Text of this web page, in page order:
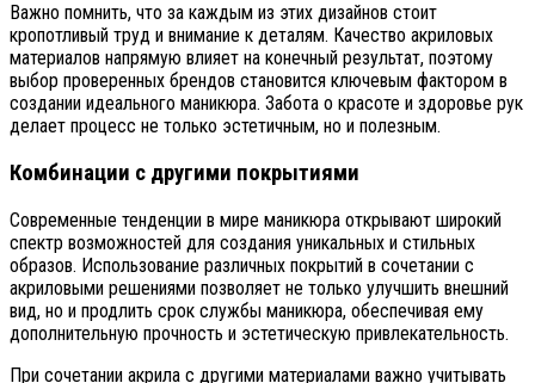
Важно помнить, что за каждым из этих дизайнов стоит
кропотливый труд и внимание к деталям. Качество акриловых
материалов напрямую влияет на конечный результат, поэтому
выбор проверенных брендов становится ключевым фактором в
создании идеального маникюра. Забота о красоте и здоровье рук
делает процесс не только эстетичным, но и полезным.
Комбинации с другими покрытиями
Современные тенденции в мире маникюра открывают широкий
спектр возможностей для создания уникальных и стильных
образов. Использование различных покрытий в сочетании с
акриловыми решениями позволяет не только улучшить внешний
вид, но и продлить срок службы маникюра, обеспечивая ему
дополнительную прочность и эстетическую привлекательность.
При сочетании акрила с другими материалами важно учитывать